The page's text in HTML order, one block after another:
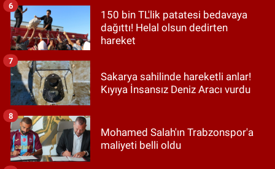
150 bin TL'lik patatesi bedavaya
dağıttı! Helal olsun dedirten
hareket
6
Sakarya sahilinde hareketli anlar!
Kıyıya İnsansız Deniz Aracı vurdu
7
Mohamed Salah'ın Trabzonspor'a
maliyeti belli oldu
8